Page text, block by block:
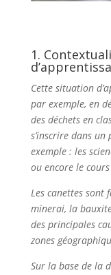
1.
Cette situation
par exemple, en
des déchets en
s’inscrire dans
exemple : les
ou encore le
Les canettes sont
minerai, la
des principales
zones
Sur la base de la